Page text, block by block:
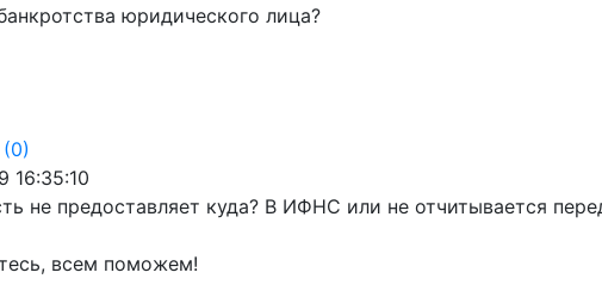
юридического лица?
(0)
16:35:10
не предоставляет куда? В ИФНС или не отчитывается
всем поможем!